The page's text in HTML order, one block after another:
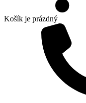
Košík je prázdný